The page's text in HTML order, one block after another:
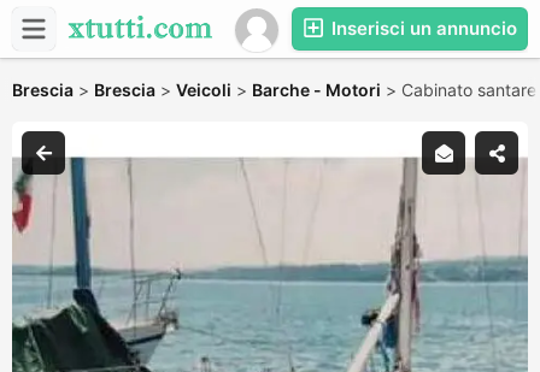
Inserisci un annuncio
Brescia > Brescia > Veicoli > Barche - Motori > Cabinato